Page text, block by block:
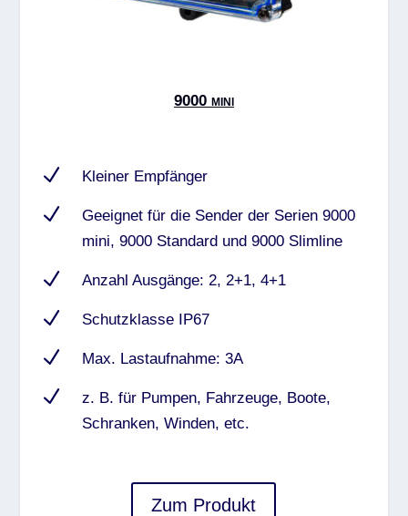
9000 mini
N Kleiner Empfänger
N
Geeignet für die Sender der Serien 9000
mini, 9000 Standard und 9000 Slimline
N Anzahl Ausgänge: 2, 2+1, 4+1
N Schutzklasse IP67
N Max. Lastaufnahme: 3A
N
z. B. für Pumpen, Fahrzeuge, Boote,
Schranken, Winden, etc.
Zum Produkt